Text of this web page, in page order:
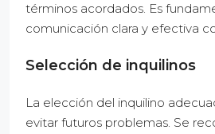
términos acordados. Es
comunicación clara y efectiva
Selección de inquilinos
La elección del inquilino
evitar futuros problemas. Se